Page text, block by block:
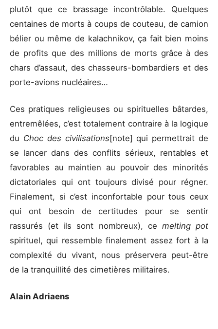
plutôt que ce brassage incontrôlable. Quelques
centaines de morts à coups de couteau, de camion
bélier ou même de kalachnikov, ça fait bien moins
de profits que des millions de morts grâce à des
chars d’assaut, des chasseurs-bombardiers et des
porte-avions nucléaires…
Ces pratiques religieuses ou spirituelles bâtardes,
entremêlées, c’est totalement contraire à la logique
du Choc des civilisations[note] qui permettrait de
se lancer dans des conflits sérieux, rentables et
favorables au maintien au pouvoir des minorités
dictatoriales qui ont toujours divisé pour régner.
Finalement, si c’est inconfortable pour tous ceux
qui ont besoin de certitudes pour se sentir
rassurés (et ils sont nombreux), ce melting pot
spirituel, qui ressemble finalement assez fort à la
complexité du vivant, nous préservera peut-être
de la tranquillité des cimetières militaires.
Alain Adriaens